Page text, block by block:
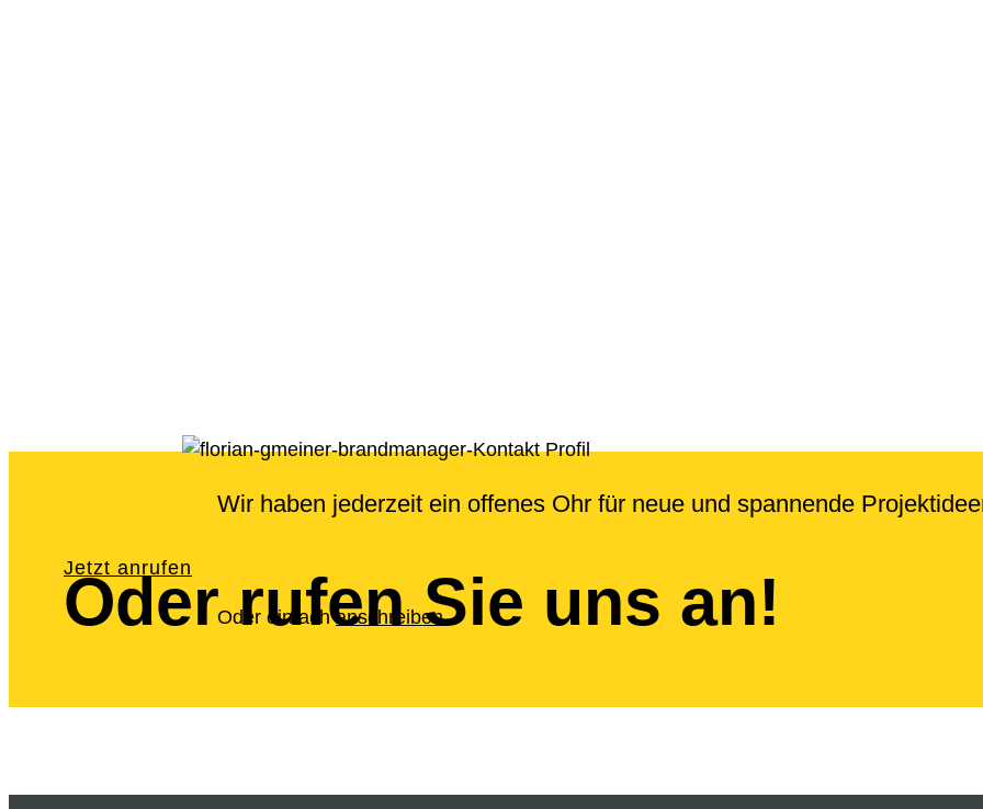
Oderrufen Sie uns an!
Wir haben jederzeit ein offenes Ohr für neue und spannende
Jetzt anrufen
Oder einfachanschreiben